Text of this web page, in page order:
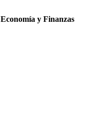
y Finanzas